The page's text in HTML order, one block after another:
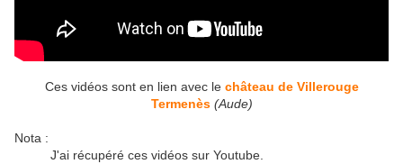
Ces vidéos sont en lien avec le château de Villerouge
Termenès (Aude)
Nota :
J'ai récupéré ces vidéos sur Youtube.